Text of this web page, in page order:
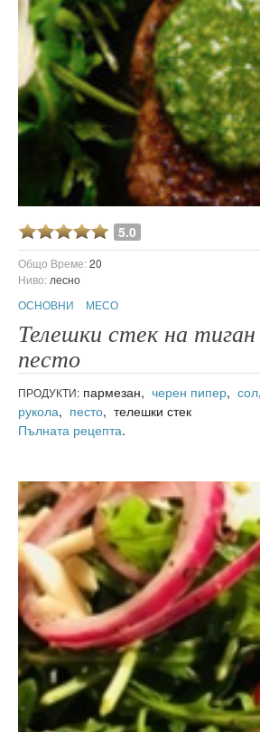
5.0
Общо Време:20
Ниво: лесно
ОСНОВНИ
МЕСО
Телешки стек на тиган
песто
ПРОДУКТИ: пармезан, черен пипер, сол,
рукола, песто, телешки стек
Пълната рецепта.